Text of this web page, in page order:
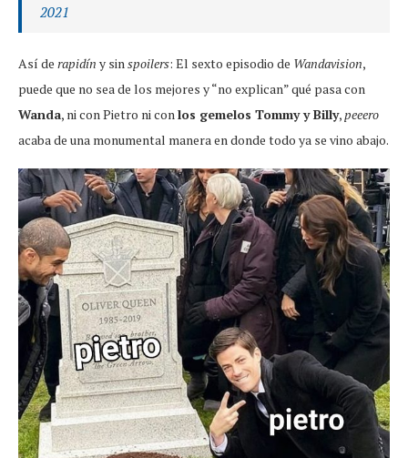
2021
Así de rapidín y sinspoilers: El sexto episodio de Wandavision,
puede que no sea de los mejores y “no explican” qué pasa con
Wanda, ni con Pietro ni conlos gemelos Tommy y Billy,peeero
acaba de una monumental manera en donde todo ya se vino abajo.